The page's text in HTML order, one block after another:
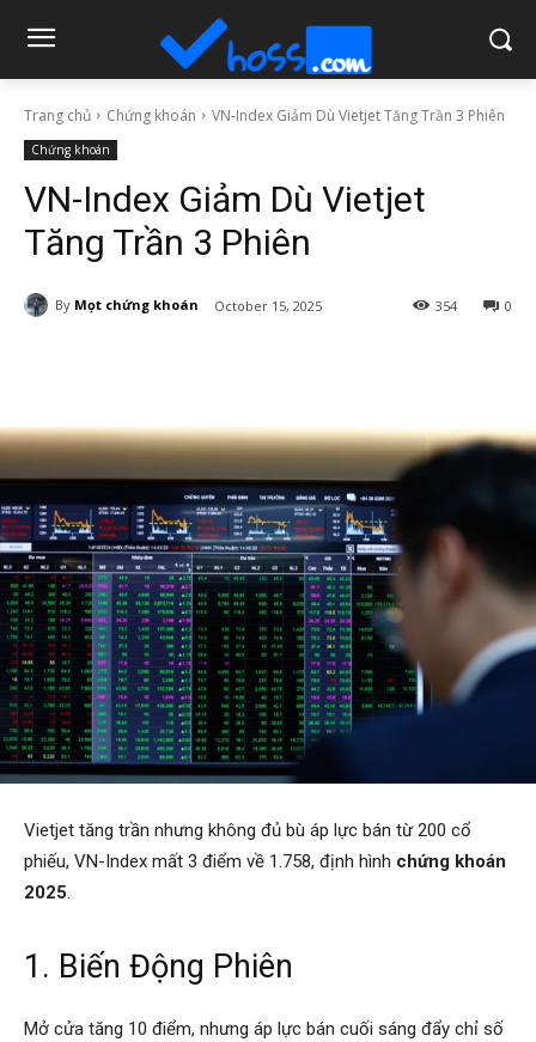
Trang chủ Chứng khoán VN-Index Giảm Dù Vietjet Tăng Trần 3 Phiên
Chứng khoán
VN-Index Giảm Dù Vietjet
Tăng Trần 3 Phiên
By Mọt chứng khoán October 15, 2025 0
354
Vietjet tăng trần nhưng không đủ bù áp lực bán từ 200 cổ
phiếu, VN-Index mất 3 điểm về 1.758, định hình chứng khoán
2025.
1. Biến Động Phiên
Mở cửa tăng 10 điểm, nhưng áp lực bán cuối sáng đẩy chỉ số